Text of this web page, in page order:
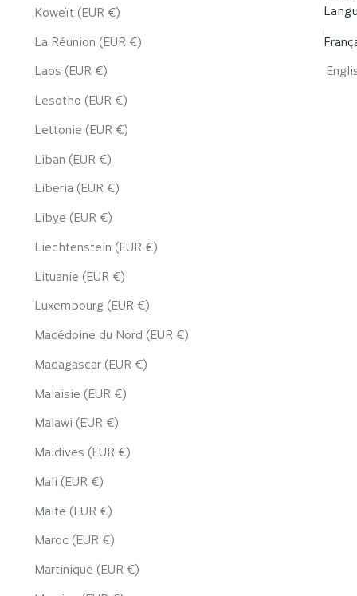
Koweït (EUR €)
La Réunion (EUR €)
Laos (EUR €)
Lesotho (EUR €)
Lettonie (EUR €)
Liban (EUR €)
Liberia (EUR €)
Libye (EUR €)
Liechtenstein (EUR €)
Lituanie (EUR €)
Luxembourg (EUR €)
Macédoine du Nord (EUR €)
Madagascar (EUR €)
Malaisie (EUR €)
Malawi (EUR €)
Maldives (EUR €)
Mali (EUR €)
Malte (EUR €)
Maroc (EUR €)
Martinique (EUR €)